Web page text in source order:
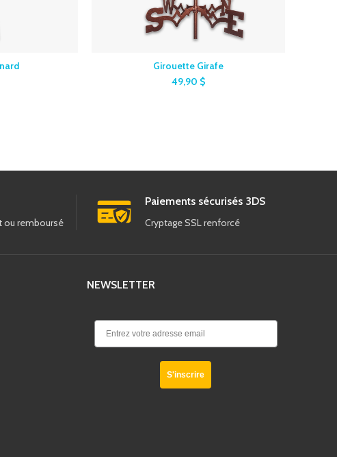
Girouette Girafe
49,90 $
ou remboursé
Paiements sécurisés 3DS
Cryptage SSL renforcé
NEWSLETTER
S'inscrire